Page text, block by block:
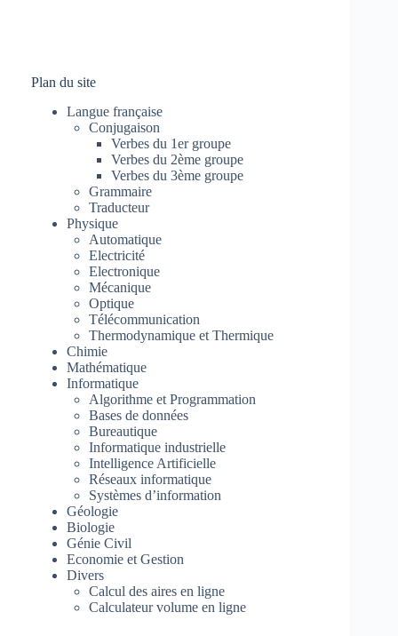
Plan du site
Langue française
Conjugaison
Verbes du 1er groupe
Verbes du 2ème groupe
Verbes du 3ème groupe
Grammaire
Traducteur
Physique
Automatique
Electricité
Electronique
Mécanique
Optique
Télécommunication
Thermodynamique et Thermique
Chimie
Mathématique
Informatique
Algorithme et Programmation
Bases de données
Bureautique
Informatique industrielle
Intelligence Artificielle
Réseaux informatique
Systèmes d’information
Géologie
Biologie
Génie Civil
Economie et Gestion
Divers
Calcul des aires en ligne
Calculateur volume en ligne